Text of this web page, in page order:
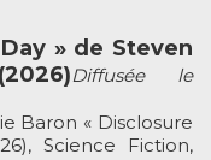
» de Steven
Diffusée le
Baron « Disclosure
Science Fiction,